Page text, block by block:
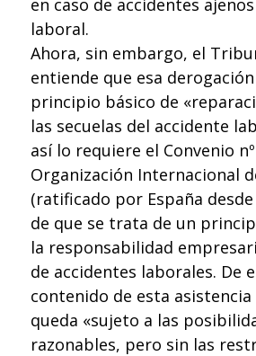
laboral.
Ahora, sin embargo, el
entiende que esa
principio básico de
las secuelas del accidente
así lo requiere el Convenio
Organización Internacional
(ratificado por España desde
de que se trata de un
la responsabilidad
de accidentes laborales. De
contenido de esta
queda «sujeto a las
razonables, pero sin las